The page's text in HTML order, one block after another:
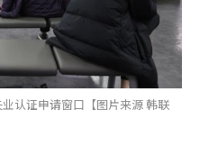
认证申请窗口【图片来源 韩联